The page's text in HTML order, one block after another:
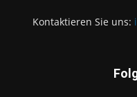
Kontaktieren Sie uns: